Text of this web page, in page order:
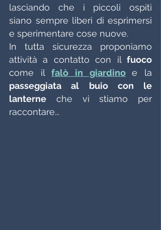
lasciando che i piccoli ospiti
siano sempre liberi di esprimersi
e sperimentare cose nuove.
In tutta sicurezza proponiamo
attività a contatto con il
come il falò in giardino
passeggiata al buio con le
lanterne che vi stiamo per
raccontare...